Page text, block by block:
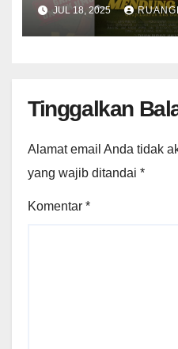
Mentiung”
JUL 18, 2025
Tinggalkan
Alamat email Anda tidak
yang wajib ditandai *
Komentar *